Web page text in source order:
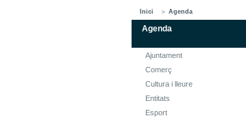
Inici Agenda
Agenda
Ajuntament
Comerç
Cultura i lleure
Entitats
Esport